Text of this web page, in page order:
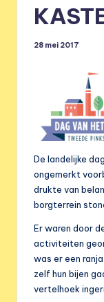
28 mei 2017
De landelijke
ongemerkt
drukte van
borgterrein
Er waren door
activiteiten
was er een
zelf hun bijen
vertelhoek